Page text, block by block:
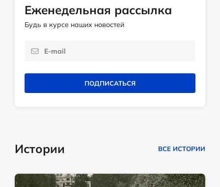
Еженедельная рассылка
Будь в курсе наших новостей
ПОДПИСАТЬСЯ
Истории ВСЕ ИСТОРИИ